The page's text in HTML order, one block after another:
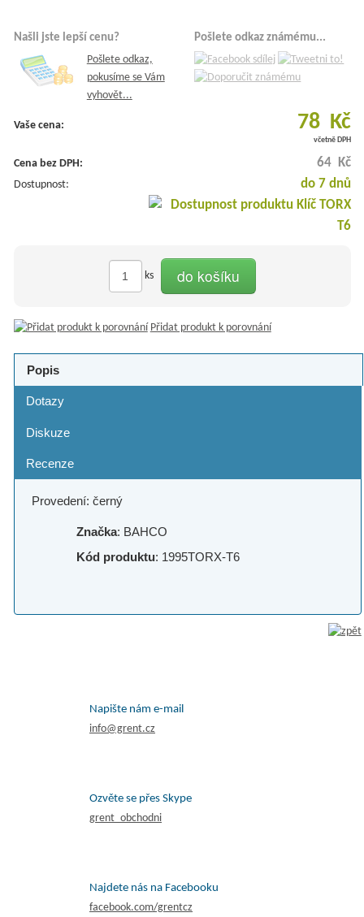
Našli jste lepší cenu?
Pošlete odkaz,
pokusíme se Vám
vyhovět...
Pošlete odkaz známému...
Vaše cena: 78 Kč
včetně DPH
Cena bez DPH: 64 Kč
Dostupnost: do 7 dnů
ks do košíku
Přidat produkt k porovnání
Popis
Dotazy
Diskuze
Recenze
Provedení: černý
Značka: BAHCO
Kód produktu: 1995TORX-T6
Napište nám e-mail
info@grent.cz
Ozvěte se přes Skype
grent_obchodni
Najdete nás na Facebooku
facebook.com/grentcz